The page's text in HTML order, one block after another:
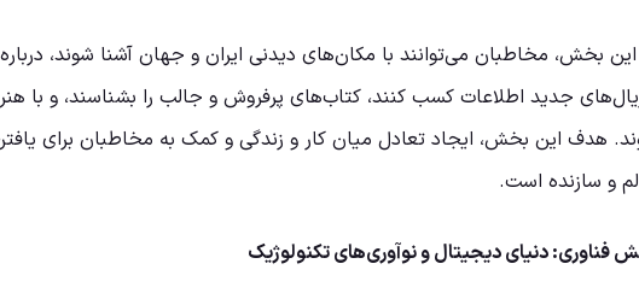
بخش، مخاطبان می‌توانند با مکان‌های دیدنی ایران و جهان آشنا شوند،
جدید اطلاعات کسب کنند، کتاب‌های پرفروش و جالب را بشناسند، و با
هدف این بخش، ایجاد تعادل میان کار و زندگی و کمک به مخاطبان برای
و سازنده است.
فناوری: دنیای دیجیتال و نوآوری‌های تکنولوژیک